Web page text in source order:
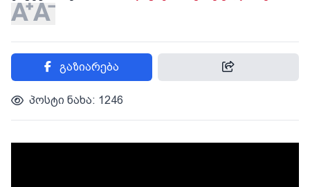
გაზიარება
პოსტი ნახა: 1246